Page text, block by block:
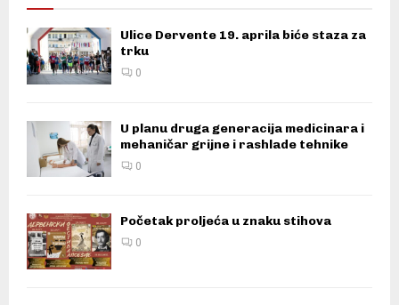
Ulice Dervente 19. aprila biće staza za
trku
0
U planu druga generacija medicinara i
mehaničar grijne i rashlade tehnike
0
Početak proljeća u znaku stihova
0